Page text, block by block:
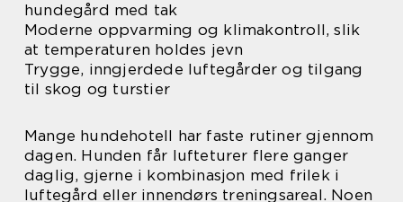
hundegård med tak
Moderne oppvarming og klimakontroll, slik
at temperaturen holdes jevn
Trygge, inngjerdede luftegårder og tilgang
til skog og turstier
Mange hundehotell har faste rutiner gjennom
dagen. Hunden får lufteturer flere ganger
daglig, gjerne i kombinasjon med frilek i
luftegård eller innendørs treningsareal. Noen